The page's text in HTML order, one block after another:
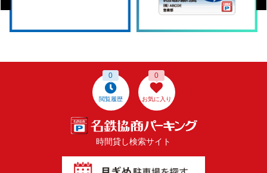
閲覧履歴
0
お気に入り
0
時間貸し検索サイト